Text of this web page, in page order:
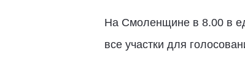
На Смоленщине в 8.00 в
все участки для